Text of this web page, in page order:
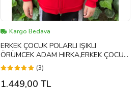
Kargo Bedava
ERKEK ÇOCUK POLARLI IŞIKLI
ÖRÜMCEK ADAM HIRKA,ERKEK ÇOCUK
HIRKA,POLARLI HIRKA,
(3)
1.449,00 TL